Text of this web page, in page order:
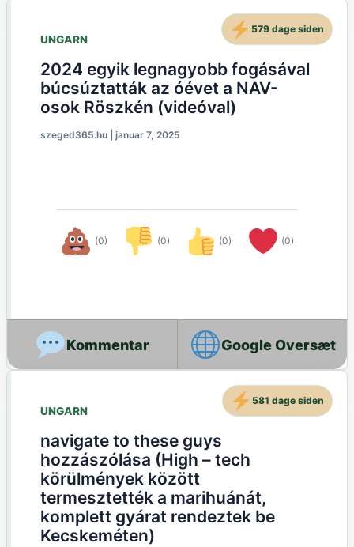
UNGARN
2024 egyik legnagyobb fogásával
búcsúztatták az óévet a NAV-
osok Röszkén (videóval)
szeged365.hu januar 7, 2025
(0) (0) (0) (0)
579 dage siden
Google Oversæt
UNGARN
navigate to these guys
hozzászólása (High – tech
körülmények között
termesztették a marihuánát,
komplett gyárat rendeztek be
Kecskeméten)
581 dage siden